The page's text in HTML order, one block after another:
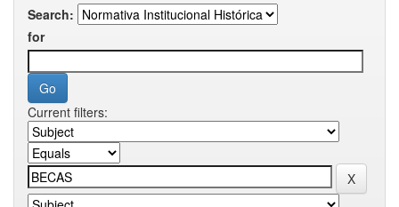
Search:
for
Current filters: